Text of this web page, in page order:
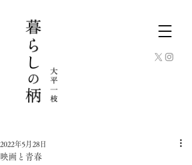
映画と青春
2022年5月28日